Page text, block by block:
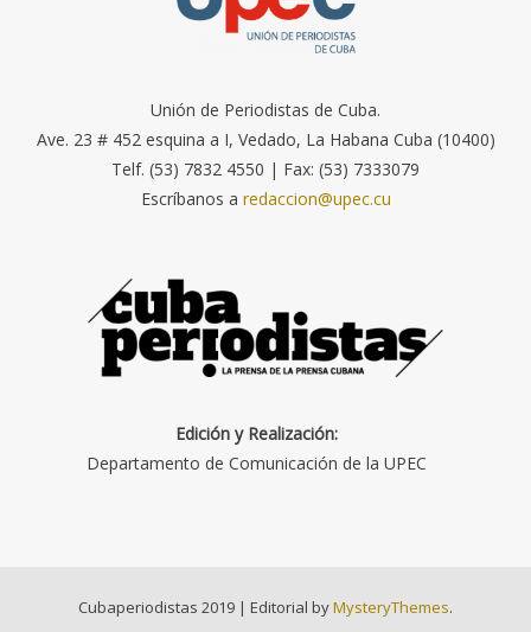
Unión de Periodistas de Cuba.
Ave. 23 # 452 esquina a I, Vedado, La Habana Cuba (10400)
Telf. (53) 7832 4550 | Fax: (53) 7333079
Escríbanos a redaccion@upec.cu
Edición y Realización:
Departamento de Comunicación de la UPEC
Cubaperiodistas 2019 | Editorial byMysteryThemes.